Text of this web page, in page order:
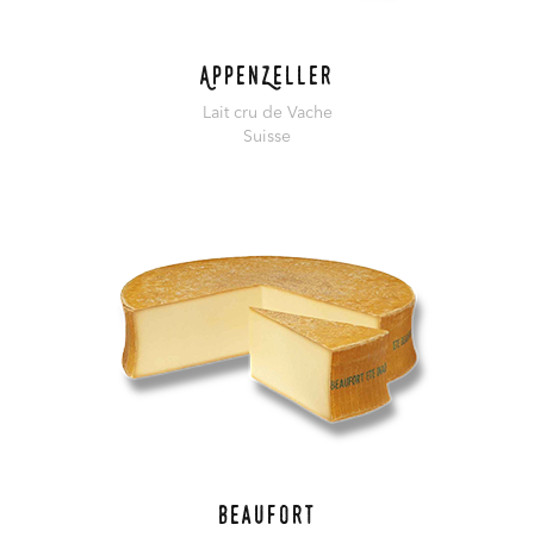
AppenZeller
Lait cru de Vache
Suisse
Beaufort